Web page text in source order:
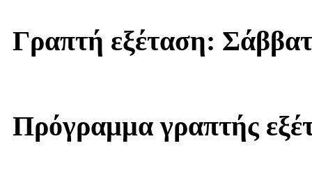
Γραπτή εξέταση:
Πρόγραμμα γραπτής εξέ